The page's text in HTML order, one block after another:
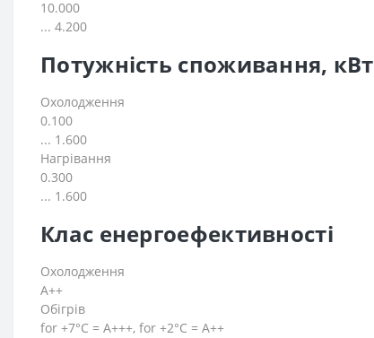
10.000
... 4.200
Потужність споживання, кВт
Охолодження
0.100
... 1.600
Нагрівання
0.300
... 1.600
Клас енергоефективності
Охолодження
A++
Обігрів
for +7°C = A+++, for +2°C = A++